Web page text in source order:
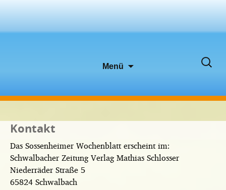
Menü
Suchen
Kontakt
Das Sossenheimer Wochenblatt erscheint im:
Schwalbacher Zeitung Verlag Mathias Schlosser
Niederräder Straße 5
65824 Schwalbach